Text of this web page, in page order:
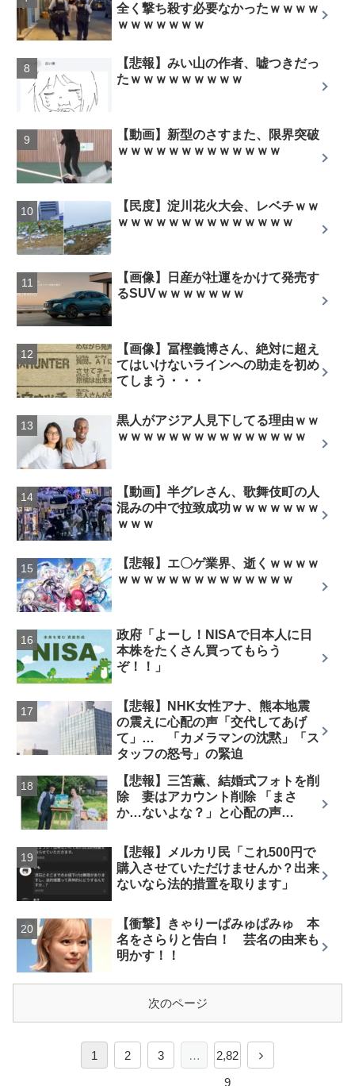
全く撃ち殺す必要なかったｗｗｗｗ
ｗｗｗｗｗｗｗ
【悲報】みい山の作者、嘘つきだっ
たｗｗｗｗｗｗｗｗｗ
【動画】新型のさすまた、限界突破
ｗｗｗｗｗｗｗｗｗｗｗｗｗ
【民度】淀川花火大会、レベチｗｗ
ｗｗｗｗｗｗｗｗｗｗｗｗｗｗ
【画像】日産が社運をかけて発売す
るSUVｗｗｗｗｗｗｗ
【画像】冨樫義博さん、絶対に超え
てはいけないラインへの助走を初め
てしまう・・・
黒人がアジア人見下してる理由ｗｗ
ｗｗｗｗｗｗｗｗｗｗｗｗｗｗｗ
【動画】半グレさん、歌舞伎町の人
混みの中で拉致成功ｗｗｗｗｗｗｗ
ｗｗｗ
【悲報】エ〇ゲ業界、逝くｗｗｗｗ
ｗｗｗｗｗｗｗｗｗｗｗｗｗｗ
政府「よーし！NISAで日本人に日
本株をたくさん買ってもらう
ぞ！！」
【悲報】NHK女性アナ、熊本地震
の震えに心配の声「交代してあげ
て」… 「カメラマンの沈黙」「ス
タッフの怒号」の緊迫
【悲報】三笘薫、結婚式フォトを削
除 妻はアカウント削除 「まさ
か…ないよな？」と心配の声…
【悲報】メルカリ民「これ500円で
購入させていただけませんか？出来
ないなら法的措置を取ります」
【衝撃】きゃりーぱみゅぱみゅ 本
名をさらりと告白！ 芸名の由来も
明かす！！
次のページ
1 2 3 …
2,82
9